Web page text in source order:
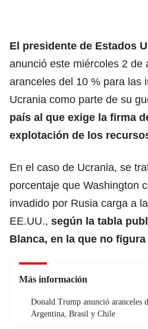
El presidente de Estados
anunció este miércoles 2 de
aranceles del 10 % para las
Ucrania como parte de su
país al que exige la firma
explotación de los
En el caso de Ucrania, se
porcentaje que Washington
invadido por Rusia carga a
EE.UU., según la tabla
Blanca, en la que no figura
Más información
Donald Trump anunció aranceles
Argentina, Brasil y Chile